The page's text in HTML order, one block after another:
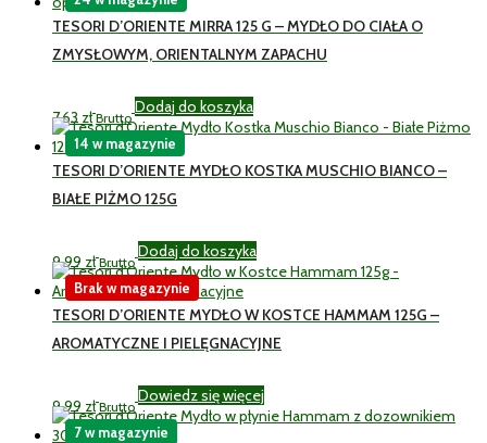
TESORI D’ORIENTE MIRRA 125 G – MYDŁO DO CIAŁA O
ZMYSŁOWYM, ORIENTALNYM ZAPACHU
7,63 zł Brutto
Dodaj do koszyka
TESORI D’ORIENTE MYDŁO KOSTKA MUSCHIO BIANCO –
BIAŁE PIŻMO 125G
9,99 zł Brutto
Dodaj do koszyka
14 w magazynie
TESORI D’ORIENTE MYDŁO W KOSTCE HAMMAM 125G –
AROMATYCZNE I PIELĘGNACYJNE
9,99 zł Brutto
Dowiedz się więcej
Brak w magazynie
7 w magazynie